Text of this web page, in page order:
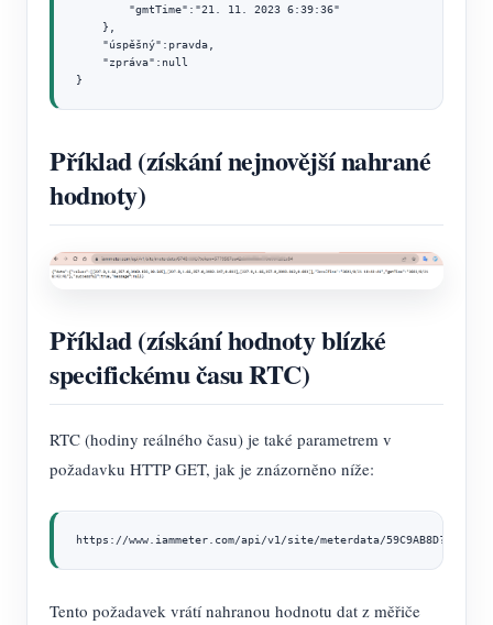
        "gmtTime":"21. 11. 2023 6:39:36"
    },
    "úspěšný":pravda,
    "zpráva":null
}
Příklad (získání nejnovější nahrané
hodnoty)
Příklad (získání hodnoty blízké
specifickému času RTC)
RTC (hodiny reálného času) je také parametrem v
požadavku HTTP GET, jak je znázorněno níže:
https://www.iammeter.com/api/v1/site/meterdata/
Tento požadavek vrátí nahranou hodnotu dat z měřiče